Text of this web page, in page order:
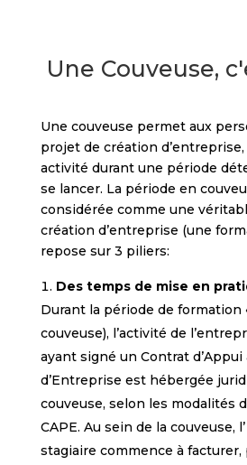
Une Couveuse,
Une couveuse permet aux
projet de création
activité durant une période
se lancer. La période en
considérée comme une
création d’entreprise (une
repose sur 3 piliers:
Des temps de mise en
Durant la période de formation
couveuse), l’activité de
ayant signé un Contrat
d’Entreprise est hébergée
couveuse, selon les modalités
CAPE. Au sein de la couveuse,
stagiaire commence à facturer,